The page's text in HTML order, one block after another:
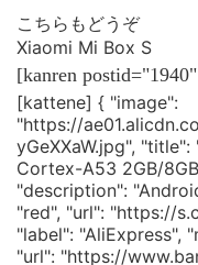
こちらもどうぞ
Xiaomi Mi Box S
[kanren
[kattene] { "image":
"https://
yGeXXaW.jpg",
Cortex-A53 2GB/
"description":
"red", "url": "https://
"label": "AliExpress",
"url": "https://